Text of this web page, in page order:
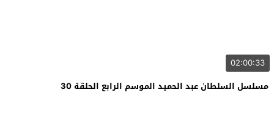
02:00:33
مسلسل السلطان عبد الحميد الموسم الرابع الحلقة 30